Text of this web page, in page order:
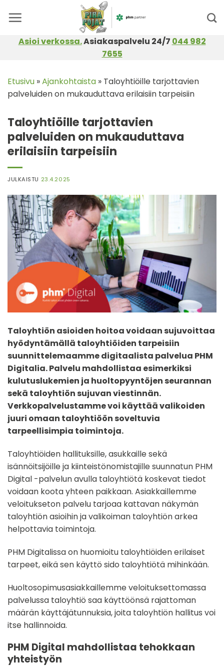
Asioi verkossa.Asiakaspalvelu 24/7 044 982
7655
Etusivu »Ajankohtaista » Taloyhtiöille tarjottavien
palveluiden on mukauduttava erilaisiin tarpeisiin
Taloyhtiöille tarjottavien
palveluiden on mukauduttava
erilaisiin tarpeisiin
JULKAISTU 23.4.2025
Taloyhtiön asioiden hoitoa voidaan sujuvoittaa
hyödyntämällä taloyhtiöiden tarpeisiin
suunnittelemaamme digitaalista palvelua PHM
Digitalia. Palvelu mahdollistaa esimerkiksi
kulutuslukemien ja huoltopyyntöjen seurannan
sekä taloyhtiön sujuvan viestinnän.
Verkkopalvelustamme voi käyttää valikoiden
juuri omaan taloyhtiöön soveltuvia
tarpeellisimpia toimintoja.
Taloyhtiöiden hallituksille, asukkaille sekä
isännöitsijöille ja kiinteistönomistajille suunnatun PHM
Digital -palvelun avulla taloyhtiötä koskevat tiedot
voidaan koota yhteen paikkaan. Asiakkaillemme
veloitukseton palvelu tarjoaa kattavan näkymän
taloyhtiön asioihin ja valikoiman taloyhtiön arkea
helpottavia toimintoja.
PHM Digitalissa on huomioitu taloyhtiöiden erilaiset
tarpeet, eikä sen käyttö sido taloyhtiötä mihinkään.
Huoltosopimusasiakkaillemme veloituksettomassa
palvelussa taloyhtiö saa käyttöönsä rajattoman
määrän käyttäjätunnuksia, joita taloyhtiön hallitus voi
itse hallinnoida.
PHM Digital mahdollistaa tehokkaan
yhteistyön